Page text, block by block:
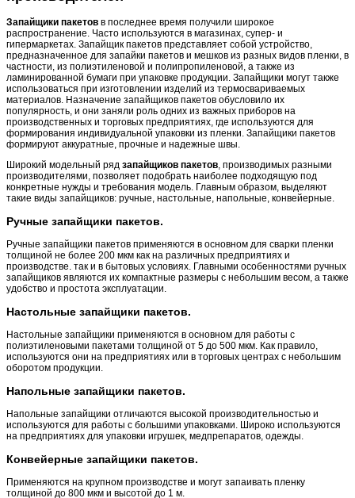
Запайщики пакетов в последнее время получили широкое
распространение. Часто используются в магазинах, супер- и
гипермаркетах. Запайщик пакетов представляет собой устройство,
предназначенное для запайки пакетов и мешков из разных видов пленки, в
частности, из полиэтиленовой и полипропиленовой, а также из
ламинированной бумаги при упаковке продукции. Запайщики могут также
использоваться при изготовлении изделий из термосвариваемых
материалов. Назначение запайщиков пакетов обусловило их
популярность, и они заняли роль одних из важных приборов на
производственных и торговых предприятиях, где используются для
формирования индивидуальной упаковки из пленки. Запайщики пакетов
формируют аккуратные, прочные и надежные швы.
Широкий модельный ряд запайщиков пакетов, производимых разными
производителями, позволяет подобрать наиболее подходящую под
конкретные нужды и требования модель. Главным образом, выделяют
такие виды запайщиков: ручные, настольные, напольные, конвейерные.
Ручные запайщики пакетов.
Ручные запайщики пакетов применяются в основном для сварки пленки
толщиной не более 200 мкм как на различных предприятиях и
производстве. так и в бытовых условиях. Главными особенностями ручных
запайщиков являются их компактные размеры с небольшим весом, а также
удобство и простота эксплуатации.
Настольные запайщики пакетов.
Настольные запайщики применяются в основном для работы с
полиэтиленовыми пакетами толщиной от 5 до 500 мкм. Как правило,
используются они на предприятиях или в торговых центрах с небольшим
оборотом продукции.
Напольные запайщики пакетов.
Напольные запайщики отличаются высокой производительностью и
используются для работы с большими упаковками. Широко используются
на предприятиях для упаковки игрушек, медпрепаратов, одежды.
Конвейерные запайщики пакетов.
Применяются на крупном производстве и могут запаивать пленку
толщиной до 800 мкм и высотой до 1 м.